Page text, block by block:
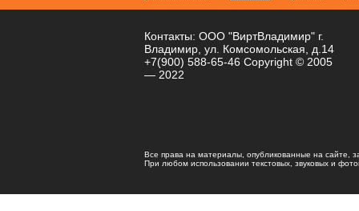
Контакты: ООО "ВиртВладимир" г.
Владимир, ул. Комсомольская, д.14
+7(900) 588-65-46 Copyright © 2005
— 2022
Все права на материалы, опубликованные на сайте,
При любом использовании текстовых, звуковых и